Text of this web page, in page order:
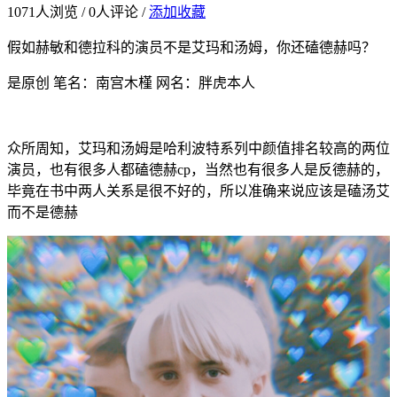
1071 人浏览 /0人评论 /添加收藏
假如赫敏和德拉科的演员不是艾玛和汤姆，你还磕德赫吗？
是原创 笔名：南宫木槿 网名：胖虎本人
众所周知，艾玛和汤姆是哈利波特系列中颜值排名较高的两位
演员，也有很多人都磕德赫cp，当然也有很多人是反德赫的，
毕竟在书中两人关系是很不好的，所以准确来说应该是磕汤艾
而不是德赫